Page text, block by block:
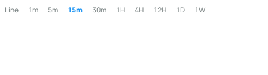
Line 1m 5m 15m 30m 1H 4H 12H 1D 1W